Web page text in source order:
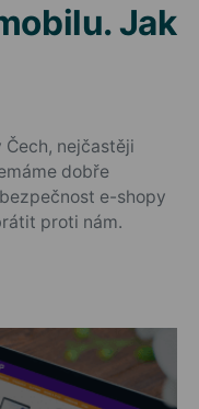
Jak
nejčastěji
dobře
e-shopy
proti nám.